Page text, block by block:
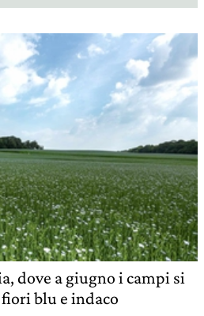
dove a giugno i campi si
blu e indaco